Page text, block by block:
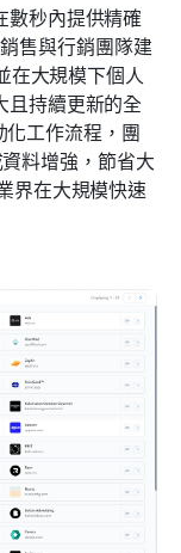
數秒內提供精確
售與行銷團隊建
在大規模下個人
持續更新的全
工作流程，團
料增強，節省大
界在大規模快速